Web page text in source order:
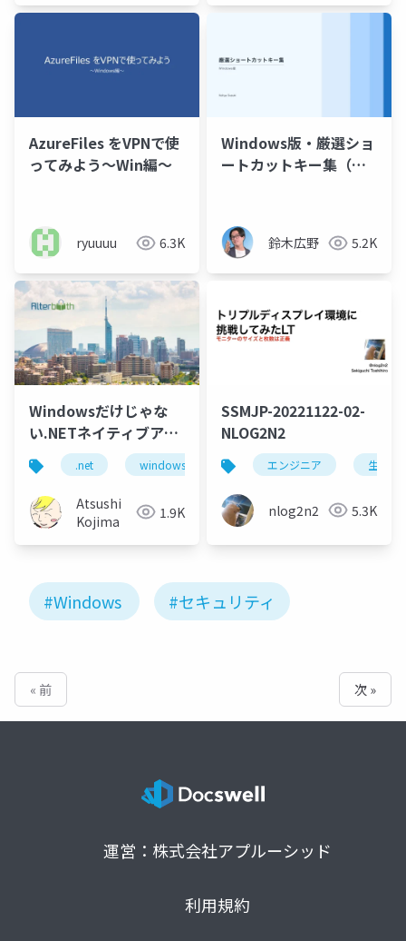
AzureFiles をVPNで使
ってみよう～Win編～
ryuuuu 6.3K
Windows版・厳選ショ
ートカットキー集（鈴
鈴木広野 5.2K
Windowsだけじゃな
い.NETネイティブアー
キテクチャー
.net windows azure
Atsushi
Kojima
1.9K
SSMJP-20221122-02-
NLOG2N2
エンジニア 生活
nlog2n2 5.3K
#Windows #セキュリティ
« 前 次 »
運営：株式会社アプルーシッド
利用規約